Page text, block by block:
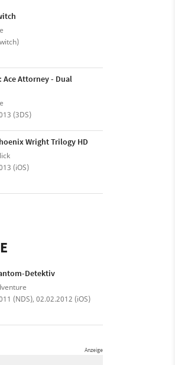
Ace Attorney - Dual
(3DS)
Wright Trilogy HD
(iOS)
Detektiv
(NDS), 02.02.2012 (iOS)